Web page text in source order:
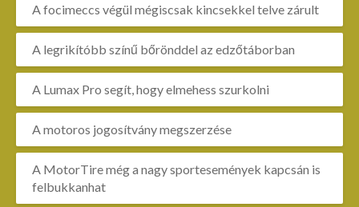
A focimeccs végül mégiscsak kincsekkel telve zárult
A legrikítóbb színű bőrönddel az edzőtáborban
A Lumax Pro segít, hogy elmehess szurkolni
A motoros jogosítvány megszerzése
A MotorTire még a nagy sportesemények kapcsán is
felbukkanhat